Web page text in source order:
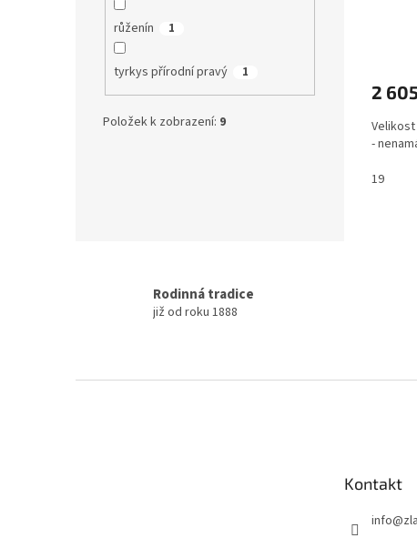
růženín 1
tyrkys přírodní pravý 1
Položek k zobrazení: 9
2
Velikost
-
19
Rodinná tradice
již od roku 1888
Kontakt
info@